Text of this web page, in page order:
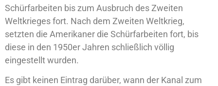
Schürfarbeiten bis zum Ausbruch des Zweiten
Weltkrieges fort. Nach dem Zweiten Weltkrieg,
setzten die Amerikaner die Schürfarbeiten fort, bis
diese in den 1950er Jahren schließlich völlig
eingestellt wurden.
Es gibt keinen Eintrag darüber, wann der Kanal zum